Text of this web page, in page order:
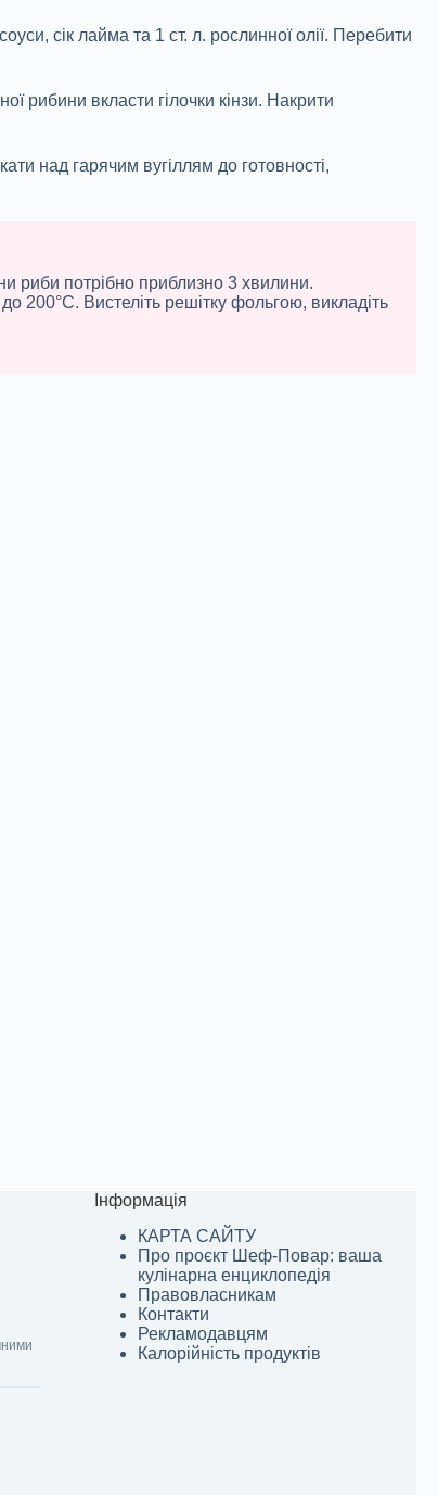
сік лайма та 1 ст. л. рослинної олії. Перебити
рибини вкласти гілочки кінзи. Накрити
над гарячим вугіллям до готовності,
риби потрібно приблизно 3 хвилини.
200°С. Вистеліть решітку фольгою, викладіть
Інформація
КАРТА САЙТУ
Про проєкт Шеф-Повар: ваша
кулінарна енциклопедія
Правовласникам
Контакти
Рекламодавцям
Калорійність продуктів